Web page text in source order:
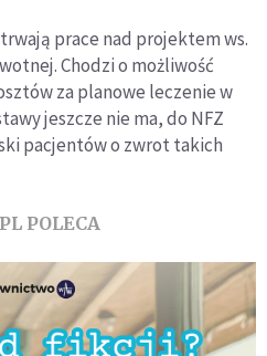
prace nad projektem ws.
Chodzi o możliwość
za planowe leczenie w
jeszcze nie ma, do NFZ
pacjentów o zwrot takich
POLECA